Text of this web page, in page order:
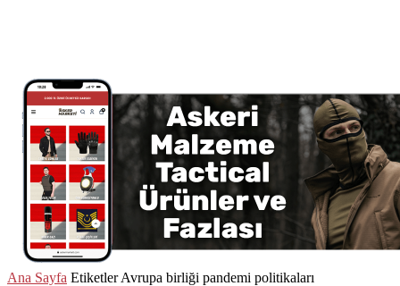
Ana Sayfa Etiketler Avrupa birliği pandemi politikaları